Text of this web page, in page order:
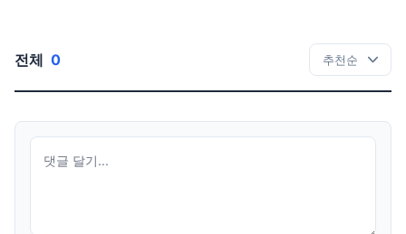
전체 0